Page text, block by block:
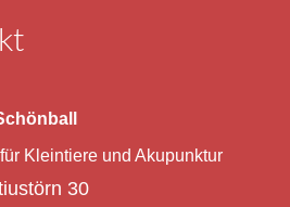
Kleintiere und Akupunktur
30